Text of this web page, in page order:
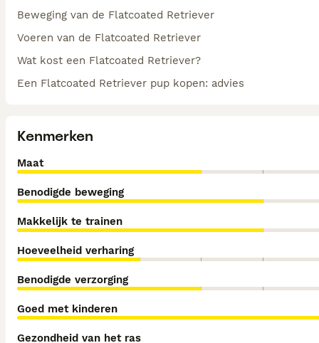
Beweging van de Flatcoated Retriever
Voeren van de Flatcoated Retriever
Wat kost een Flatcoated Retriever?
Een Flatcoated Retriever pup kopen: advies
Kenmerken
Maat
Benodigde beweging
Makkelijk te trainen
Hoeveelheid verharing
Benodigde verzorging
Goed met kinderen
Gezondheid van het ras